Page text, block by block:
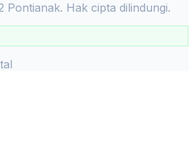
Pontianak. Hak cipta dilindungi.